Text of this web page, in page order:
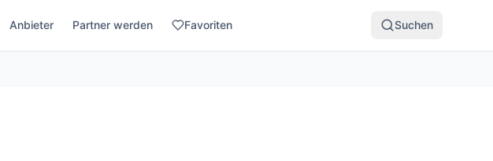
Anbieter Partner werden Favoriten Suchen